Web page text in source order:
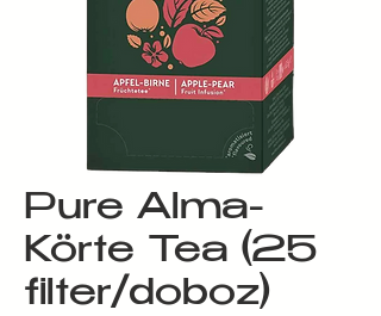
Pure Alma-
Körte Tea (25
filter/doboz)